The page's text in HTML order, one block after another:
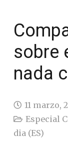
sobre
nada
11 marzo,
Especial
dia (ES)